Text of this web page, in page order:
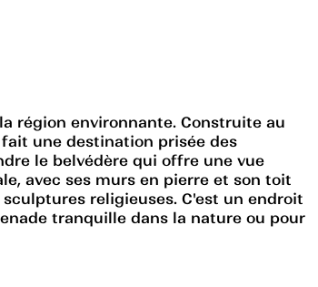
région environnante. Construite au
une destination prisée des
le belvédère qui offre une vue
avec ses murs en pierre et son toit
religieuses. C'est un endroit
tranquille dans la nature ou pour